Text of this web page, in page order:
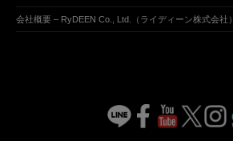
会社概要 – RyDEEN Co., Ltd.（ライディーン株式会社）